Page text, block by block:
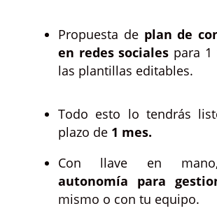
Propuesta de plan de
en redes sociales para 1
las plantillas editables.
Todo esto lo tendrás
plazo de 1 mes.
Con llave en
autonomía para
mismo o con tu equipo.